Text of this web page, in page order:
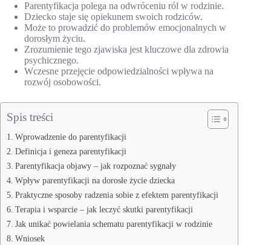
Parentyfikacja polega na odwróceniu ról w rodzinie.
Dziecko staje się opiekunem swoich rodziców.
Może to prowadzić do problemów emocjonalnych w
dorosłym życiu.
Zrozumienie tego zjawiska jest kluczowe dla zdrowia
psychicznego.
Wczesne przejęcie odpowiedzialności wpływa na
rozwój osobowości.
Spis treści
Wprowadzenie do parentyfikacji
Definicja i geneza parentyfikacji
Parentyfikacja objawy – jak rozpoznać sygnały
Wpływ parentyfikacji na dorosłe życie dziecka
Praktyczne sposoby radzenia sobie z efektem parentyfikacji
Terapia i wsparcie – jak leczyć skutki parentyfikacji
Jak unikać powielania schematu parentyfikacji w rodzinie
Wniosek